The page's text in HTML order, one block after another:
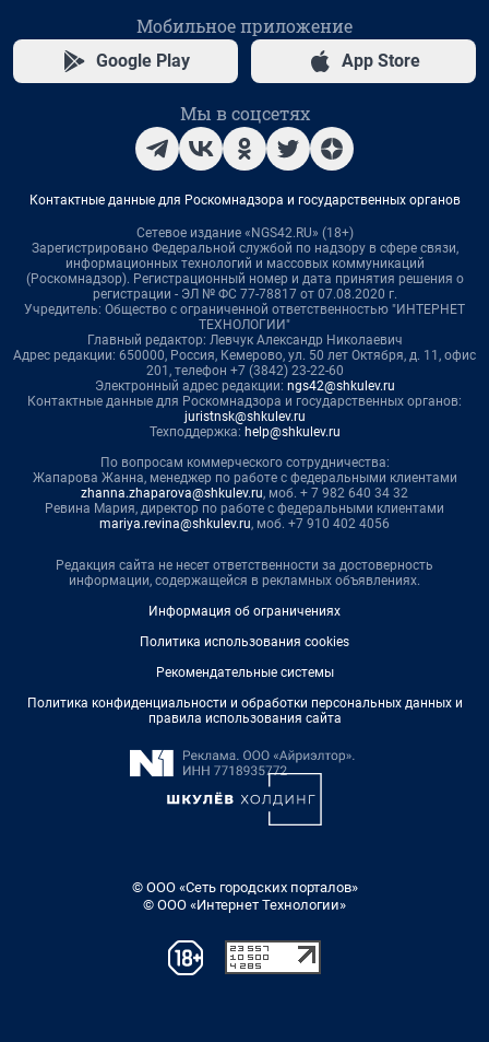
Мобильное приложение
Google Play App Store
Мы в соцсетях
Контактные данные для Роскомнадзора и государственных органов
Сетевое издание «NGS42.RU» (18+)
Зарегистрировано Федеральной службой по надзору в сфере связи,
информационных технологий и массовых коммуникаций
(Роскомнадзор). Регистрационный номер и дата принятия решения о
регистрации - ЭЛ № ФС 77-78817 от 07.08.2020 г.
Учредитель: Общество с ограниченной ответственностью "ИНТЕРНЕТ
ТЕХНОЛОГИИ"
Главный редактор: Левчук Александр Николаевич
Адрес редакции: 650000, Россия, Кемерово, ул. 50 лет Октября, д. 11, офис
201, телефон +7 (3842) 23-22-60
Электронный адрес редакции: ngs42@shkulev.ru
Контактные данные для Роскомнадзора и государственных органов:
juristnsk@shkulev.ru
Техподдержка: help@shkulev.ru
По вопросам коммерческого сотрудничества:
Жапарова Жанна, менеджер по работе с федеральными клиентами
zhanna.zhaparova@shkulev.ru, моб. + 7 982 640 34 32
Ревина Мария, директор по работе с федеральными клиентами
mariya.revina@shkulev.ru, моб. +7 910 402 4056
Редакция сайта не несет ответственности за достоверность
информации, содержащейся в рекламных объявлениях.
Информация об ограничениях
Политика использования cookies
Рекомендательные системы
Политика конфиденциальности и обработки персональных данных и
правила использования сайта
© ООО «Сеть городских порталов»
© ООО «Интернет Технологии»